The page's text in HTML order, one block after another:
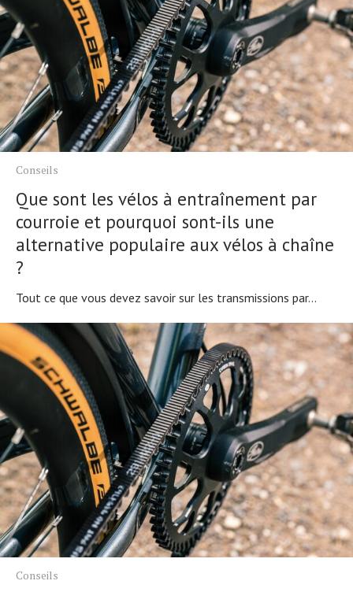
Conseils
Que sont les vélos à entraînement par
courroie et pourquoi sont-ils une
alternative populaire aux vélos à chaîne
?
Tout ce que vous devez savoir sur les transmissions par...
Conseils